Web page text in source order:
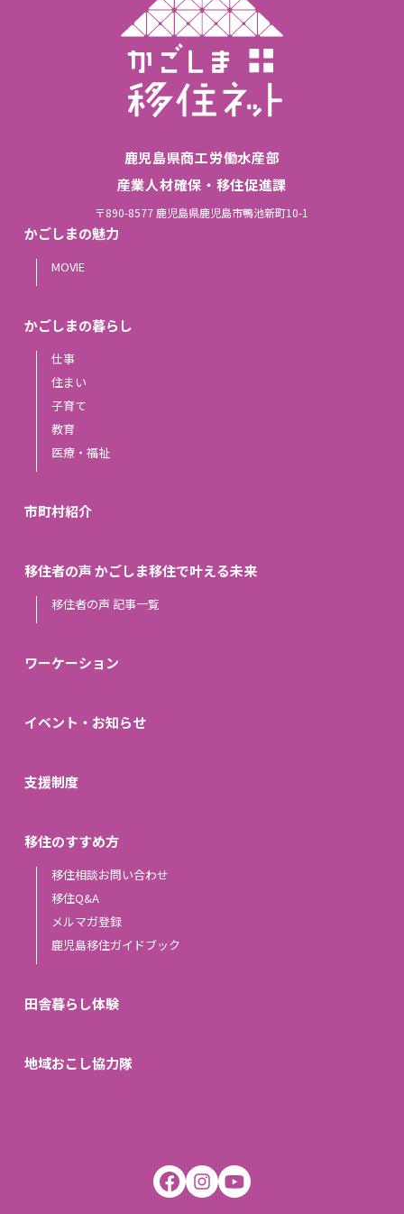
鹿児島県商工労働水産部
産業人材確保・移住促進課
〒890-8577 鹿児島県鹿児島市鴨池新町10-1
かごしまの魅力
MOVIE
かごしまの暮らし
仕事
住まい
子育て
教育
医療・福祉
市町村紹介
移住者の声 かごしま移住で叶える未来
移住者の声 記事一覧
ワーケーション
イベント・お知らせ
支援制度
移住のすすめ方
移住相談お問い合わせ
移住Q&A
メルマガ登録
鹿児島移住ガイドブック
田舎暮らし体験
地域おこし協力隊